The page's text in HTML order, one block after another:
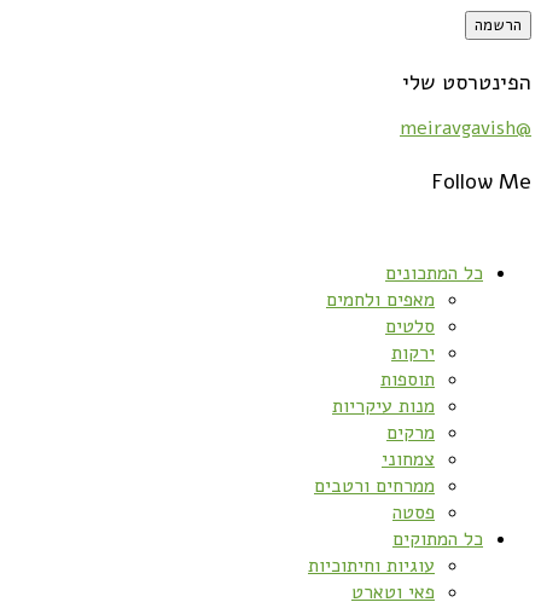
הפינטרסט שלי
@meiravgavish
Follow Me
כל המתכונים
מאפים ולחמים
סלטים
ירקות
תוספות
מנות עיקריות
מרקים
צמחוני
ממרחים ורטבים
פסטה
כל המתוקים
עוגיות וחיתוכיות
פאי וטארט